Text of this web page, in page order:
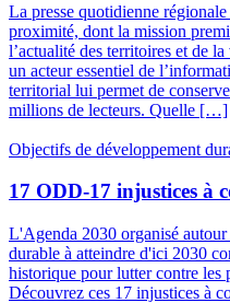
La presse quotidienne
proximité, dont la mission
l’actualité des territoires et de
un acteur essentiel de
territorial lui permet de
millions de lecteurs. Quelle […]
Objectifs de développement
17 ODD-17 injustices à
L'Agenda 2030 organisé
durable à atteindre d'ici 2030
historique pour lutter contre les
Découvrez ces 17 injustices à